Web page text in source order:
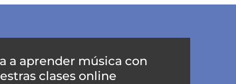
a aprender música con
clases online